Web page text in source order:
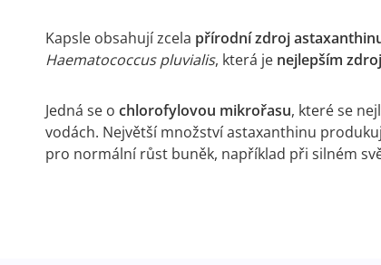
Kapsle obsahují zcela přírodní zdroj
Haematococcus pluvialis, která je nejlepším
Jedná se o chlorofylovou mikrořasu, které se
vodách. Největší množství astaxanthinu
pro normální růst buněk, například při silném